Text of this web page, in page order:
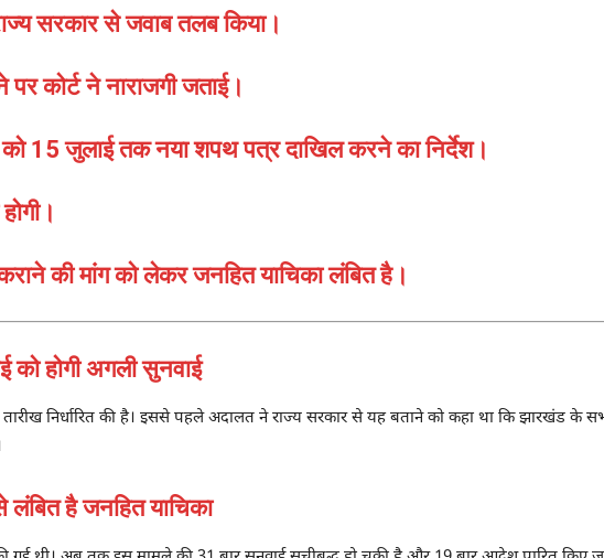
सरकार से जवाब तलब किया।
कोर्ट ने नाराजगी जताई।
15 जुलाई तक नया शपथ पत्र दाखिल करने का निर्देश।
की मांग को लेकर जनहित याचिका लंबित है।
होगी अगली सुनवाई
निर्धारित की है। इससे पहले अदालत ने राज्य सरकार से यह बताने को कहा था कि झारखंड के
है जनहित याचिका